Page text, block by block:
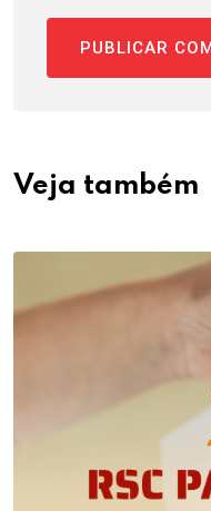
Veja também